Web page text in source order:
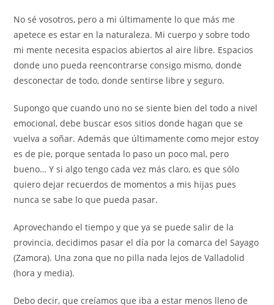
No sé vosotros, pero a mi últimamente lo que más me
apetece es estar en la naturaleza. Mi cuerpo y sobre todo
mi mente necesita espacios abiertos al aire libre. Espacios
donde uno pueda reencontrarse consigo mismo, donde
desconectar de todo, donde sentirse libre y seguro.
Supongo que cuando uno no se siente bien del todo a nivel
emocional, debe buscar esos sitios donde hagan que se
vuelva a soñar. Además que últimamente como mejor estoy
es de pie, porque sentada lo paso un poco mal, pero
bueno… Y si algo tengo cada vez más claro, es que sólo
quiero dejar recuerdos de momentos a mis hijas pues
nunca se sabe lo que pueda pasar.
Aprovechando el tiempo y que ya se puede salir de la
provincia, decidimos pasar el día por la comarca del Sayago
(Zamora). Una zona que no pilla nada lejos de Valladolid
(hora y media).
Debo decir, que creíamos que iba a estar menos lleno de